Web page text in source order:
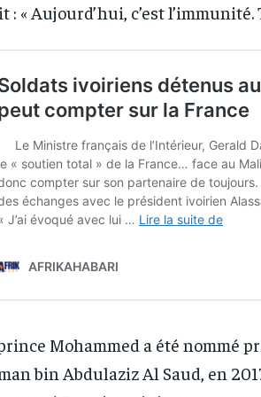
RECOMMENDED
1-YEAR
Pay now and you get access to
RECOMMENDED
1-YEAR
Pay now and you get access to
: « Aujourd’hui, c’est
Mohammed a été nommé
bin Abdulaziz Al Saud, en